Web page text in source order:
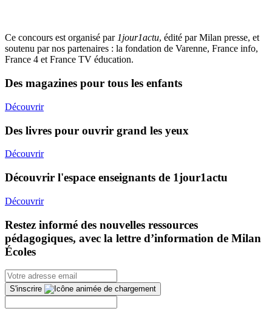
Ce concours est organisé par1jour1actu, édité par Milan presse, et
soutenu par nos partenaires : la fondation de Varenne, France info,
France 4 et France TV éducation.
Des magazines pour tous les enfants
Découvrir
Des livres pour ouvrir grand les yeux
Découvrir
Découvrir l'espace enseignants de 1jour1actu
Découvrir
Restez informé des nouvelles ressources
pédagogiques, avec la lettre d’information de Milan
Écoles
S'inscrire